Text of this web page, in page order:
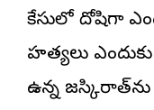
కేసులో దోషిగా
హత్యలు
ఉన్న